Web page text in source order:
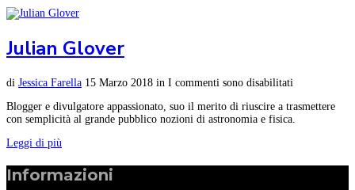
Julian Glover
di Jessica Farella 15 Marzo 2018 in I commenti sono disabilitati
Blogger e divulgatore appassionato, suo il merito di riuscire a trasmettere
con semplicità al grande pubblico nozioni di astronomia e fisica.
Leggi di più
Informazioni